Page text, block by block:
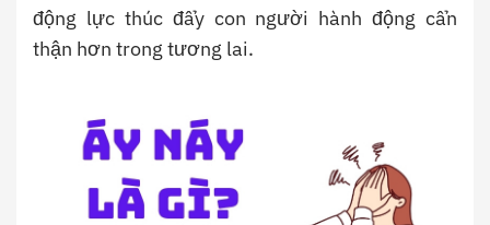
động lực thúc đẩy con người hành động cẩn
thận hơn trong tương lai.